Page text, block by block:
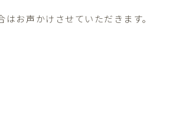
お声かけさせていただきます。